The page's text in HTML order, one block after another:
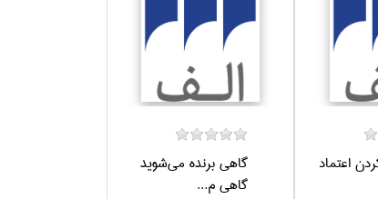
اعتماد
گاهي برنده مي‌شويد
گاهي م...